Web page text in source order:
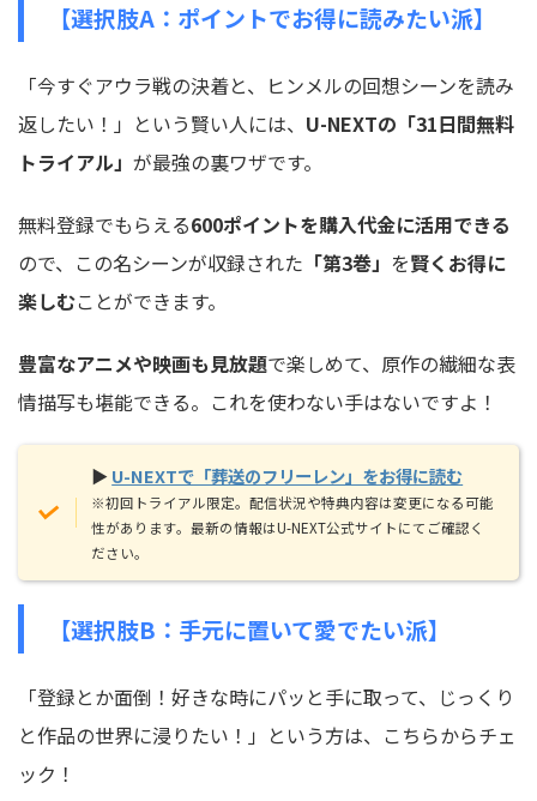
【選択肢A：ポイントでお得に読みたい派】
「今すぐアウラ戦の決着と、ヒンメルの回想シーンを読み
返したい！」という賢い人には、 U-NEXTの「31日間無料
トライアル」 が最強の裏ワザです。
無料登録でもらえる600ポイントを購入代金に活用できる
ので、この名シーンが収録された 「第3巻」 を賢くお得に
楽しむことができます。
豊富なアニメや映画も見放題で楽しめて、原作の繊細な表
情描写も堪能できる。これを使わない手はないですよ！
▶U-NEXTで「葬送のフリーレン」をお得に読む
※初回トライアル限定。配信状況や特典内容は変更になる可能
性があります。最新の情報はU-NEXT公式サイトにてご確認く
ださい。
【選択肢B：手元に置いて愛でたい派】
「登録とか面倒！好きな時にパッと手に取って、じっくり
と作品の世界に浸りたい！」という方は、こちらからチェ
ック！